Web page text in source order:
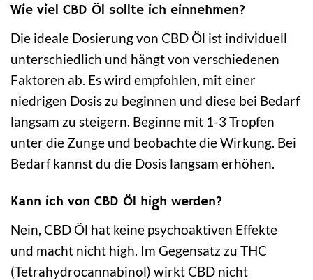
Wie viel CBD Öl sollte ich einnehmen?
Die ideale Dosierung von CBD Öl ist individuell
unterschiedlich und hängt von verschiedenen
Faktoren ab. Es wird empfohlen, mit einer
niedrigen Dosis zu beginnen und diese bei Bedarf
langsam zu steigern. Beginne mit 1-3 Tropfen
unter die Zunge und beobachte die Wirkung. Bei
Bedarf kannst du die Dosis langsam erhöhen.
Kann ich von CBD Öl high werden?
Nein, CBD Öl hat keine psychoaktiven Effekte
und macht nicht high. Im Gegensatz zu THC
(Tetrahydrocannabinol) wirkt CBD nicht